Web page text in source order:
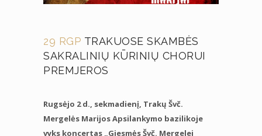
29 RGP TRAKUOSE SKAMBĖS
SAKRALINIŲ KŪRINIŲ CHORUI
PREMJEROS
Rugsėjo 2 d., sekmadienį, Trakų Švč.
Mergelės Marijos Apsilankymo bazilikoje
vyks koncertas „Giesmės Švč. Mergelei